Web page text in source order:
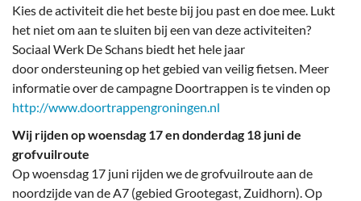
Kies de activiteit die het beste bij jou past en doe mee. Lukt
het niet om aan te sluiten bij een van deze activiteiten?
Sociaal Werk De Schans biedt het hele jaar
door ondersteuning op het gebied van veilig fietsen. Meer
informatie over de campagne Doortrappen is te vinden op
http://www.doortrappengroningen.nl
Wij rijden op woensdag 17 en donderdag 18 juni de
grofvuilroute
Op woensdag 17 juni rijden we de grofvuilroute aan de
noordzijde van de A7 (gebied Grootegast, Zuidhorn). Op